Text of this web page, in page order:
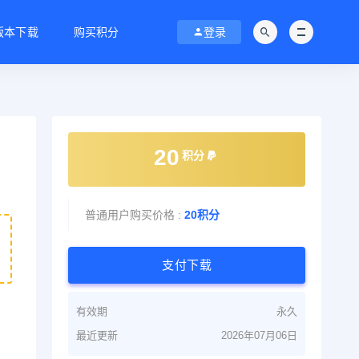
本下载 购买积分 登录
20 积分
普通用户购买价格 :20积分
支付下载
有效期
永久
最近更新
2026年07月06日